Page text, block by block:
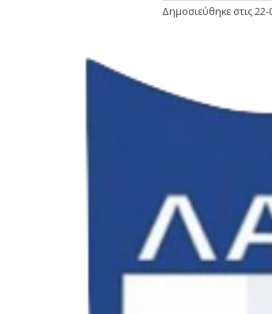
Δημοσιεύθηκε στις22-